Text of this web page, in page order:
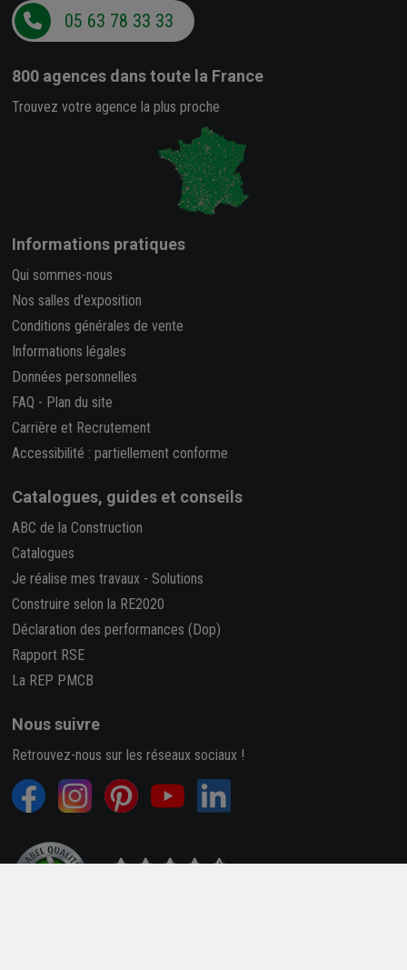
05 63 78 33 33
800 agences dans toute la France
Trouvez votre agence la plus proche
Informations pratiques
Qui sommes-nous
Nos salles d'exposition
Conditions générales de vente
Informations légales
Données personnelles
FAQ - Plan du site
Carrière et Recrutement
Accessibilité : partiellement conforme
Catalogues, guides et conseils
ABC de la Construction
Catalogues
Je réalise mes travaux - Solutions
Construire selon la RE2020
Déclaration des performances (Dop)
Rapport RSE
La REP PMCB
Nous suivre
Retrouvez-nous sur les réseaux sociaux !